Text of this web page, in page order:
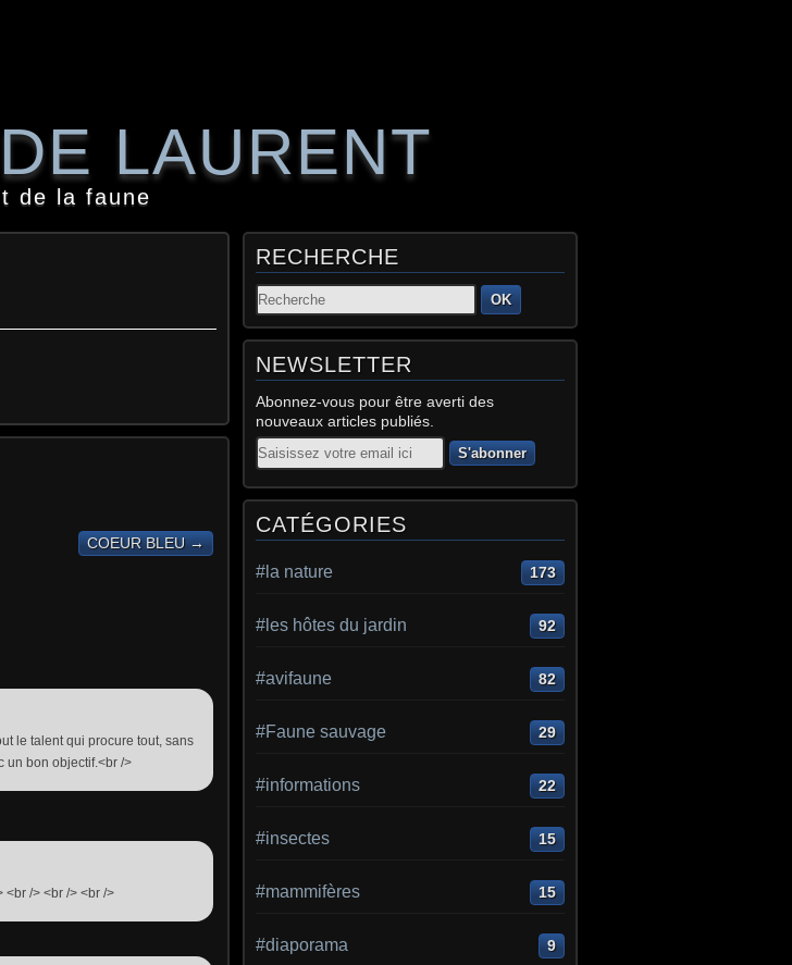
LAURENT
de la faune
COEUR BLEU →
le talent qui procure tout, sans
un bon objectif.<br />
<br /> <br /> <br />
RECHERCHE
OK
NEWSLETTER
Abonnez-vous pour être averti des
nouveaux articles publiés.
Email
CATÉGORIES
#la nature 173
#les hôtes du jardin 92
#avifaune 82
#Faune sauvage 29
#informations 22
#insectes 15
#mammifères 15
#diaporama 9